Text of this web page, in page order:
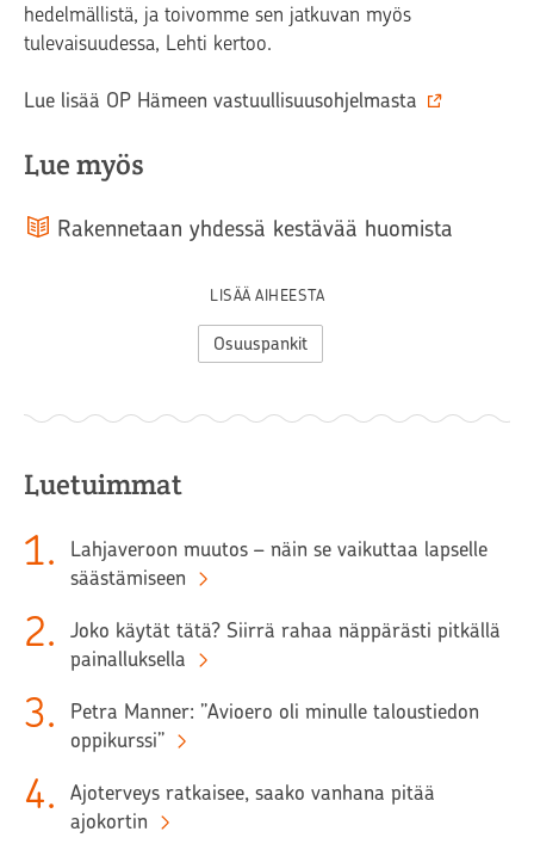
hedelmällistä, ja toivomme sen jatkuvan myös
tulevaisuudessa, Lehti kertoo.
Lue lisää OP Hämeen vastuullisuusohjelmasta‍
Lue myös
Rakennetaan yhdessä kestävää huomista
LISÄÄ AIHEESTA
Osuuspankit
Luetuimmat
1.
Lahjaveroon muutos – näin se vaikuttaa lapselle
säästämiseen
2.
Joko käytät tätä? Siirrä rahaa näppärästi pitkällä
painalluksella
3.
Petra Manner: ”Avioero oli minulle taloustiedon
oppikurssi”
4.
Ajoterveys ratkaisee, saako vanhana pitää
ajokortin